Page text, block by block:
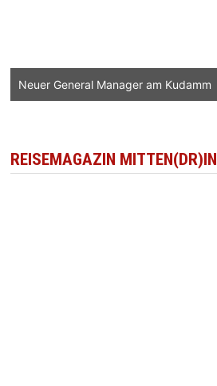
Neuer General Manager am Kudamm
REISEMAGAZIN MITTEN(DR)IN